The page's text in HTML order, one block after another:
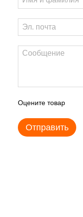
Оцените товар
Отправить